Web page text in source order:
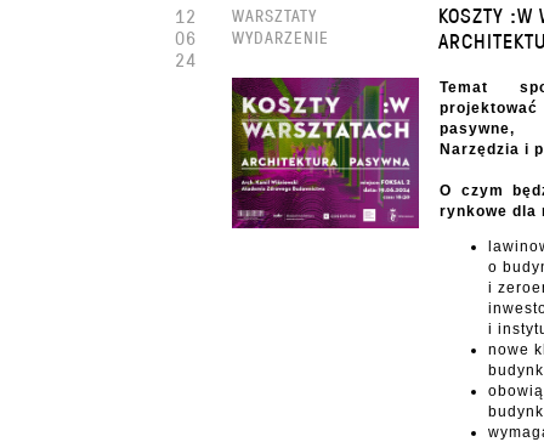
KOSZTY :W
WARSZTATY
WYDARZENIE
Temat
Narzędzia i
O czym
rynkowe dla
o
i
i
nowe
12
06
24